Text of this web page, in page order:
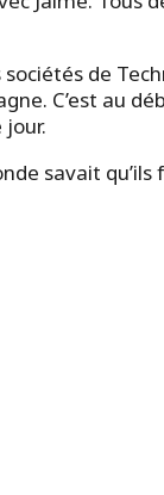
de
C’est au
jour.
savait